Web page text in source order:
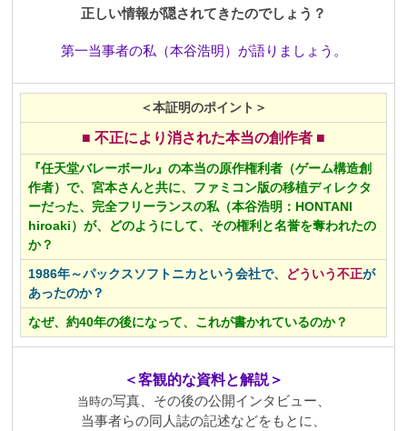
正しい情報が隠されてきたのでしょう？
第一当事者の私（本谷浩明）が語りましょう。
＜本証明のポイント＞
■ 不正により消された本当の創作者 ■
『任天堂バレーボール』の本当の原作権利者（ゲーム構造創
作者）で、 宮本さんと共に、ファミコン版の移植ディレクタ
ーだった、完全フリーランスの私（本谷浩明：HONTANI
hiroaki）が、
どのようにして、その権利と名誉を奪われたの
か？
1986年～パックスソフトニカという会社で、
どういう不正が
あったのか？
なぜ、約40年の後になって、これが書かれているのか？
＜客観的な資料と解説＞
当時の写真、その後の公開インタビュー、
当事者らの同人誌の記述などをもとに、